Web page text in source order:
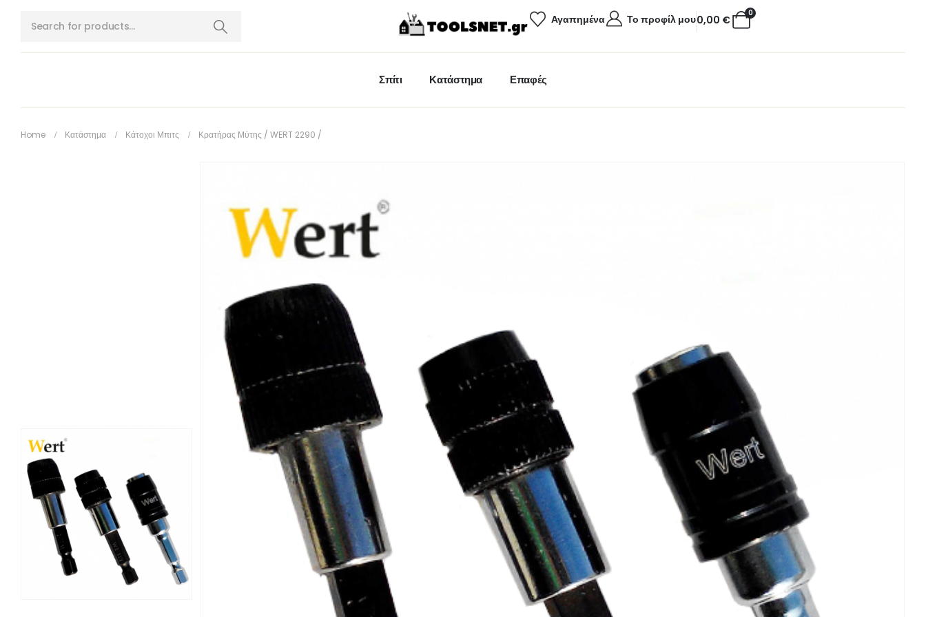
Αγαπημένα Το προφίλ μου 0
0,00 €
Σπίτι Κατάστημα Επαφές
Home Κατάστημα Κάτοχοι Μπιτς Κρατήρας Μύτης / WERT 2290 /